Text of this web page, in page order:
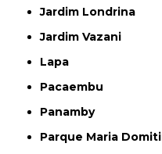
Jardim Londrina
Jardim Vazani
Lapa
Pacaembu
Panamby
Parque Maria